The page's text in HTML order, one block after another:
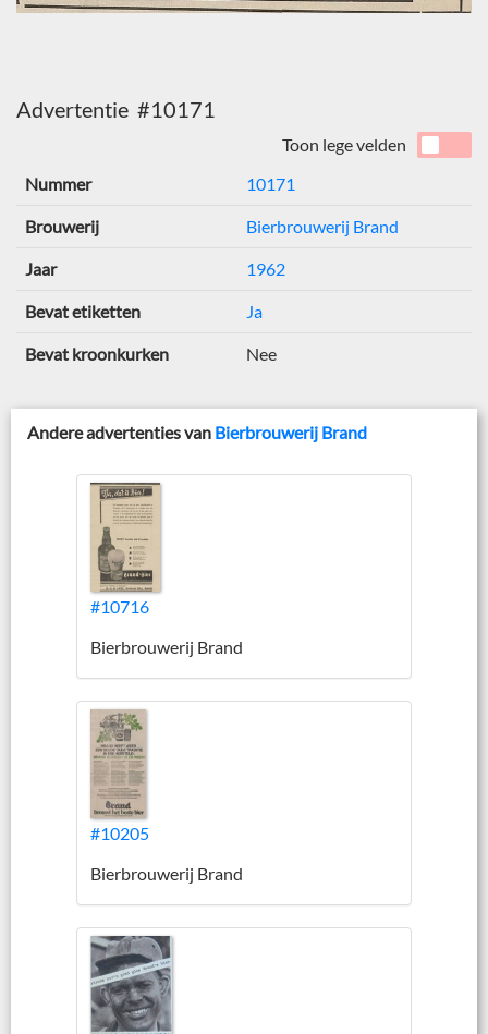
Advertentie #10171
Toon lege velden
Nummer
10171
Brouwerij Bierbrouwerij Brand
Jaar 1962
Bevat etiketten Ja
Bevat kroonkurken Nee
Andere advertenties van Bierbrouwerij Brand
#10716
Bierbrouwerij Brand
#10205
Bierbrouwerij Brand